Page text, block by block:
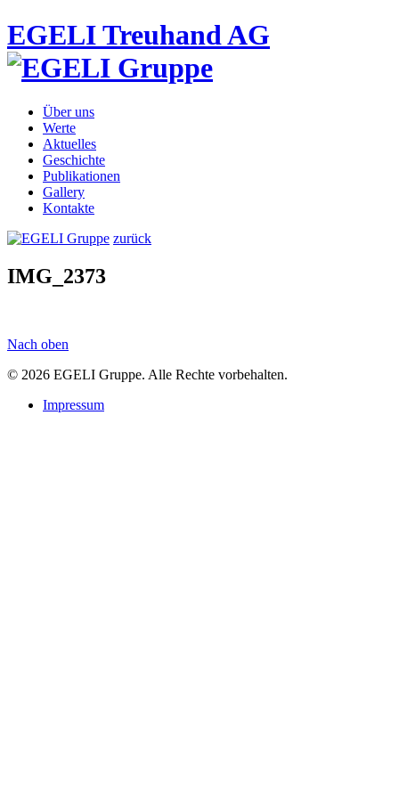
EGELI Treuhand AG
Über uns
Werte
Aktuelles
Geschichte
Publikationen
Gallery
Kontakte
zurück
IMG_2373
Nach oben
© 2026 EGELI Gruppe. Alle Rechte vorbehalten.
Impressum